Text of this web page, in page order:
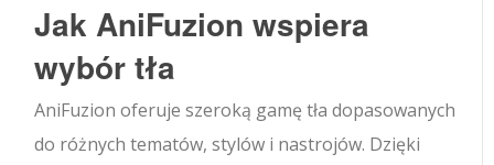
Jak AniFuzion wspiera
wybór tła
AniFuzion oferuje szeroką gamę tła dopasowanych
do różnych tematów, stylów i nastrojów. Dzięki